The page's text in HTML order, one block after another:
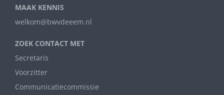
MAAK KENNIS
welkom@bwvdeeem.nl
ZOEK CONTACT MET
Secretaris
Voorzitter
Communicatiecommissie